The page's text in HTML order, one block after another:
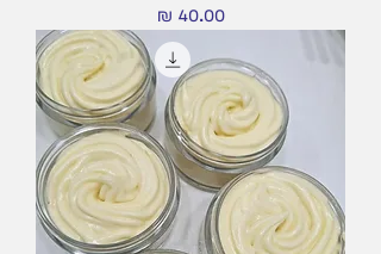
מחיר‏40.00 ‏₪